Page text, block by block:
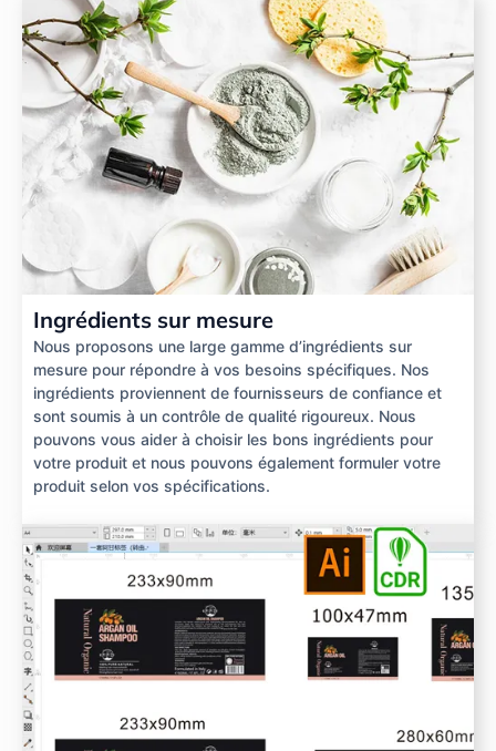
Ingrédients sur mesure
Nous proposons une large gamme d’ingrédients sur
mesure pour répondre à vos besoins spécifiques. Nos
ingrédients proviennent de fournisseurs de confiance et
sont soumis à un contrôle de qualité rigoureux. Nous
pouvons vous aider à choisir les bons ingrédients pour
votre produit et nous pouvons également formuler votre
produit selon vos spécifications.